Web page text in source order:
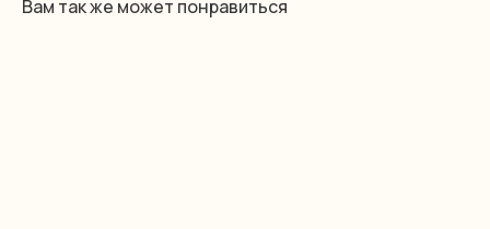
Вам так же может понравиться